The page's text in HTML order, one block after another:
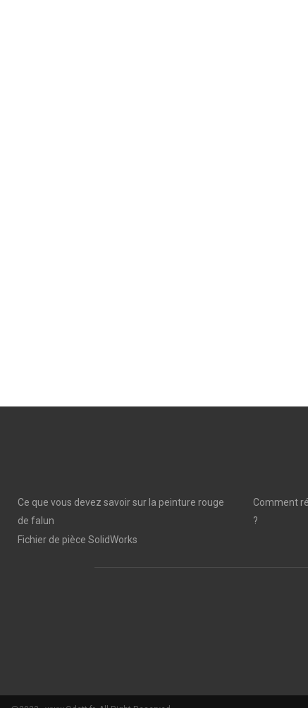
Ce que vous devez savoir sur la peinture rouge
de falun
Fichier de pièce SolidWorks
Comment
?